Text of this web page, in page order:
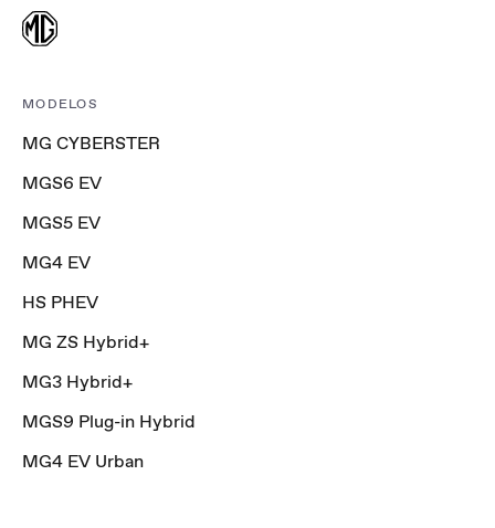
MODELOS
MG CYBERSTER
MGS6 EV
MGS5 EV
MG4 EV
HS PHEV
MG ZS Hybrid+
MG3 Hybrid+
MGS9 Plug-in Hybrid
MG4 EV Urban